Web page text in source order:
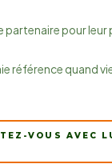
partenaire pour
référence quand
VOUS AVEC